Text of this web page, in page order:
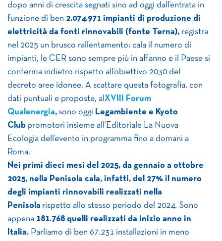
dopo anni di crescita segnati sino ad oggi dall’entrata in
funzione di ben 2.074.971 impianti di produzione di
elettricità da fonti rinnovabili (fonte Terna), registra
nel 2025 un brusco rallentamento: cala il numero di
impianti, le CER sono sempre più in affanno e il Paese si
conferma indietro rispetto all’obiettivo 2030 del
decreto aree idonee. A scattare questa fotografia, con
dati puntuali e proposte, al XVIII Forum
Qualenergia,sono oggi Legambiente e Kyoto
Club promotori insieme all’Editoriale La Nuova
Ecologia dell’evento in programma fino a domani a
Roma.
Nei primi dieci mesi del 2025, da gennaio a ottobre
2025, nella Penisola cala, infatti, del 27% il numero
degli impianti rinnovabili realizzati nella
Penisola rispetto allo stesso periodo del 2024. Sono
appena 181.768 quelli realizzati da inizio anno in
Italia. Parliamo di ben 67.231 installazioni in meno